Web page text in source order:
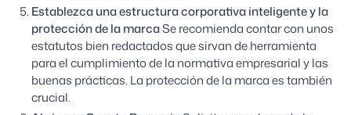
Establezca una estructura corporativa inteligente y la
protección de la marcaSe recomienda contar con unos
estatutos bien redactados que sirvan de herramienta
para el cumplimiento de la normativa empresarial y las
buenas prácticas. La protección de la marca es también
crucial.